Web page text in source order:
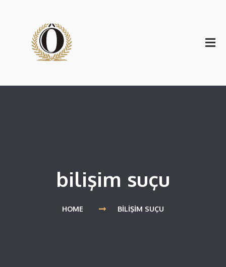
bilişim suçu
HOME BILIŞIM SUÇU